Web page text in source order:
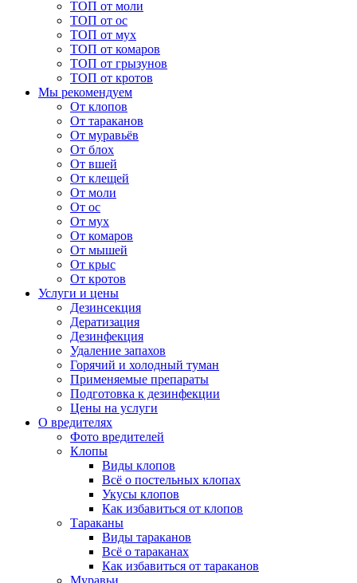
ТОП от моли
ТОП от ос
ТОП от мух
ТОП от комаров
ТОП от грызунов
ТОП от кротов
Мы рекомендуем
От клопов
От тараканов
От муравьёв
От блох
От вшей
От клещей
От моли
От ос
От мух
От комаров
От мышей
От крыс
От кротов
Услуги и цены
Дезинсекция
Дератизация
Дезинфекция
Удаление запахов
Горячий и холодный туман
Применяемые препараты
Подготовка к дезинфекции
Цены на услуги
О вредителях
Фото вредителей
Клопы
Виды клопов
Всё о постельных клопах
Укусы клопов
Как избавиться от клопов
Тараканы
Виды тараканов
Всё о тараканах
Как избавиться от тараканов
Муравьи